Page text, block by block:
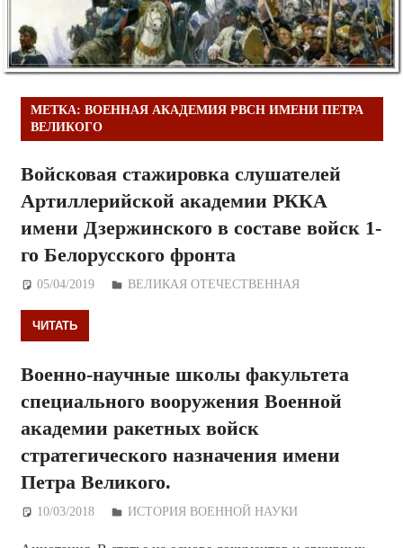
МЕТКА: ВОЕННАЯ АКАДЕМИЯ РВСН ИМЕНИ ПЕТРА
ВЕЛИКОГО
Войсковая стажировка слушателей
Артиллерийской академии РККА
имени Дзержинского в составе войск 1-
го Белорусского фронта
05/04/2019 Дежурный по Редакции
ВЕЛИКАЯ ОТЕЧЕСТВЕННАЯ
ЧИТАТЬ
Военно-научные школы факультета
специального вооружения Военной
академии ракетных войск
стратегического назначения имени
Петра Великого.
10/03/2018 Дежурный по Редакции
ИСТОРИЯ ВОЕННОЙ НАУКИ